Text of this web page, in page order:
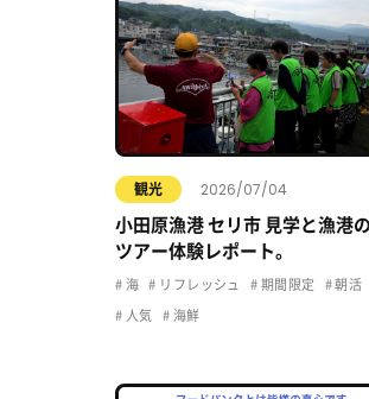
観光 2026/07/04
小田原漁港 セリ市 見学と漁港
ツアー体験レポート。
海 リフレッシュ 期間限定 朝活
人気 海鮮